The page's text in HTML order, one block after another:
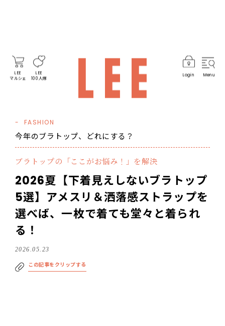
LEE
マルシェ
LEE
100人隊
Login Menu
FASHION
今年のブラトップ、どれにする？
ブラトップの「ここがお悩み！」を解決
2026夏【下着見えしないブラトップ
5選】アメスリ＆洒落感ストラップを
選べば、一枚で着ても堂々と着られ
る！
2026.05.23
この記事をクリップする